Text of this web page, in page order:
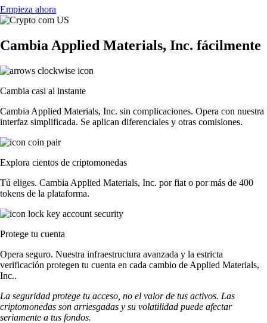
Empieza ahora
Cambia Applied Materials, Inc. fácilmente
Cambia casi al instante
Cambia Applied Materials, Inc. sin complicaciones. Opera con nuestra
interfaz simplificada. Se aplican diferenciales y otras comisiones.
Explora cientos de criptomonedas
Tú eliges. Cambia Applied Materials, Inc. por fiat o por más de 400
tokens de la plataforma.
Protege tu cuenta
Opera seguro. Nuestra infraestructura avanzada y la estricta
verificación protegen tu cuenta en cada cambio de Applied Materials,
Inc..
La seguridad protege tu acceso, no el valor de tus activos. Las
criptomonedas son arriesgadas y su volatilidad puede afectar
seriamente a tus fondos.